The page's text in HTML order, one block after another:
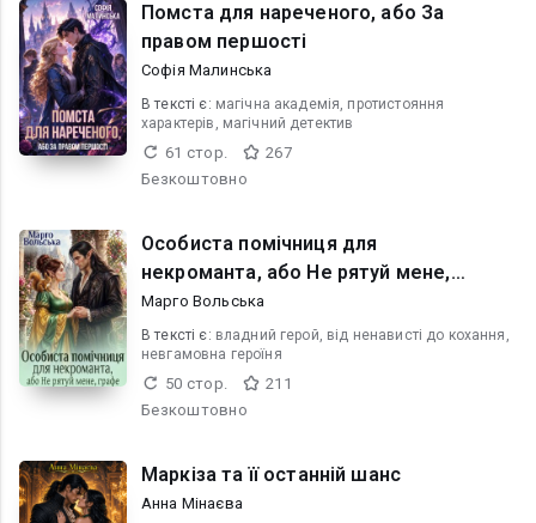
Помста для нареченого, або За
правом першості
Софія Малинська
В текcті є: магічна академія, протистояння
характерів, магічний детектив
61 стор.
267
Безкоштовно
Особиста помічниця для
некроманта, або Не рятуй мене,
графе
Марго Вольська
В текcті є: владний герой, від ненависті до кохання,
невгамовна героїня
50 стор.
211
Безкоштовно
Маркіза та її останній шанс
Анна Мінаєва